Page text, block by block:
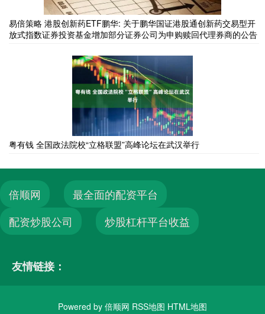
易倍策略 港股创新药ETF鹏华: 关于鹏华国证港股通创新药交易型开
放式指数证券投资基金增加部分证券公司为申购赎回代理券商的公告
粤有钱 全国政法院校“立格联盟”高峰论坛在武汉举行
倍顺网
最全面的配资平台
配资炒股公司
炒股杠杆平台收益
友情链接：
Powered by 倍顺网 RSS地图 HTML地图